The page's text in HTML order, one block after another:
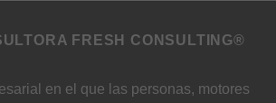
FRESH CONSULTING®
en el que las personas, motores